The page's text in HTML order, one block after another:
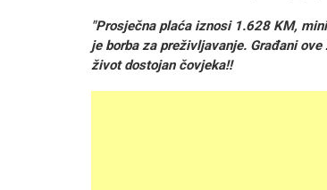
"Prosječna plaća iznosi 1.628 KM,
je borba za preživljavanje. Građani
život dostojan čovjeka!!